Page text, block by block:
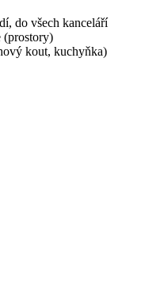
do všech kanceláří
(prostory)
kout, kuchyňka)